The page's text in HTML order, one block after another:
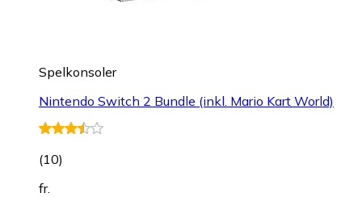
Spelkonsoler
Nintendo Switch 2 Bundle (inkl. Mario Kart World)
(10)
fr.